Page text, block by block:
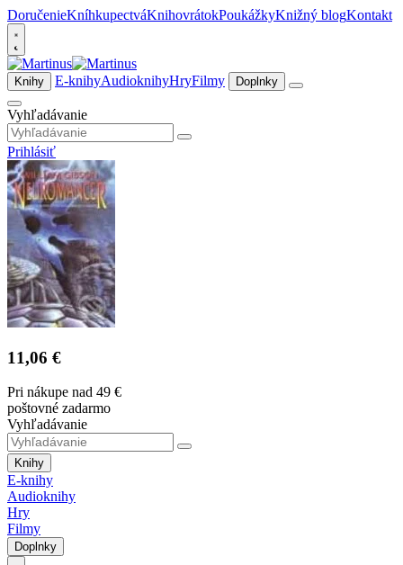
DoručenieKníhkupectváKnihovrátokPoukážkyKnižný blogKontakt
Knihy E-knihyAudioknihyHryFilmy Doplnky
Vyhľadávanie
Prihlásiť
11,06 €
Pri nákupe nad 49 €
poštovné zadarmo
Vyhľadávanie
Knihy
E-knihy
Audioknihy
Hry
Filmy
Doplnky